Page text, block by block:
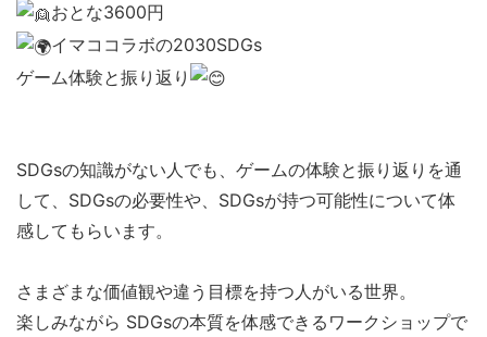
おとな3600円
イマココラボの2030SDGs
ゲーム体験と振り返り
SDGsの知識がない人でも、ゲームの体験と振り返りを通
して、SDGsの必要性や、SDGsが持つ可能性について体
感してもらいます。
さまざまな価値観や違う目標を持つ人がいる世界。
楽しみながら SDGsの本質を体感できるワークショップで